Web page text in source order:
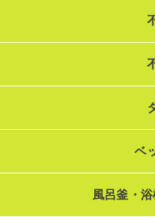
ベ
風呂釜・